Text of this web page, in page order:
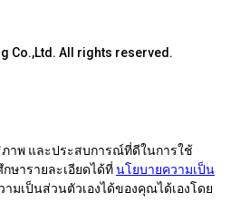
Co.,Ltd. All rights reserved.
าพ และประสบการณ์ที่ดีในการใช้
ษารายละเอียดได้ที่นโยบายความเป็น
มเป็นส่วนตัวเองได้ของคุณได้เองโดย